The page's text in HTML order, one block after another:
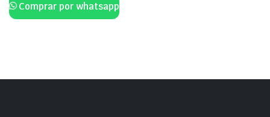
Comprar por whatsapp